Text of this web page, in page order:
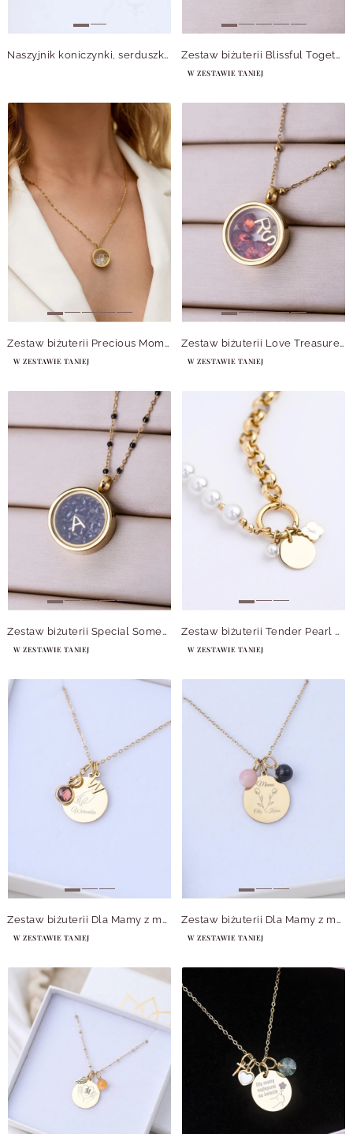
Naszyjnik koniczynki, serduszka, stal pozłacana S311814Z00 Zestaw biżuterii Blissful Together z możliwością personalizacji Z14664Z00
W ZESTAWIE TANIEJ
Zestaw biżuterii Precious Moments z możliwością personalizacji Z14665Z00
W ZESTAWIE TANIEJ
Zestaw biżuterii Love Treasure z możliwością personalizacji Z14666Z00
W ZESTAWIE TANIEJ
Zestaw biżuterii Special Someone z możliwością personalizacji Z14663Z00
W ZESTAWIE TANIEJ
Zestaw biżuterii Tender Pearl Love z możliwością grawerowania Z14454Z00
W ZESTAWIE TANIEJ
Zestaw biżuterii Dla Mamy z możliwością grawerowania Z14067Z00
W ZESTAWIE TANIEJ
Zestaw biżuterii Dla Mamy z możliwością grawerowania Z14061Z00
W ZESTAWIE TANIEJ